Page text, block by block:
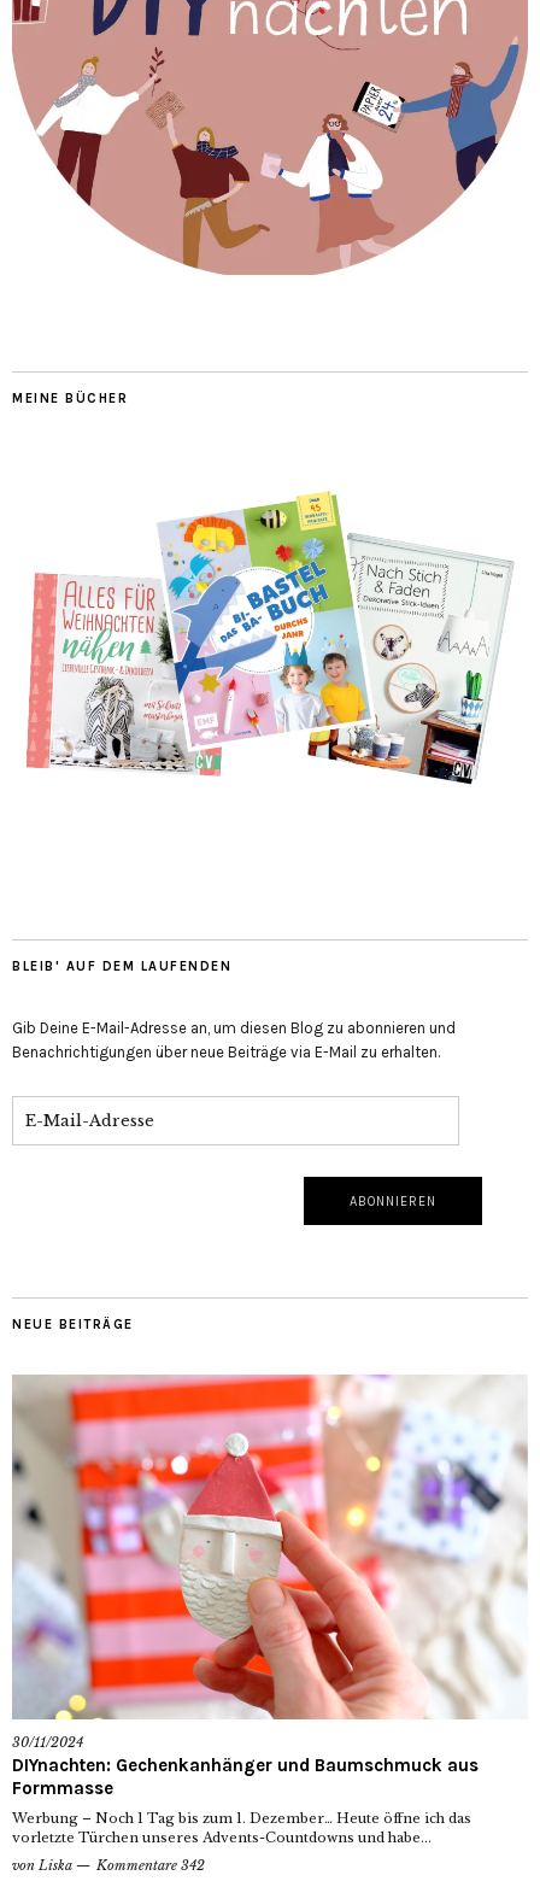
MEINE BÜCHER
BLEIB' AUF DEM LAUFENDEN
Gib Deine E-Mail-Adresse an, um diesen Blog zu abonnieren und
Benachrichtigungen über neue Beiträge via E-Mail zu erhalten.
NEUE BEITRÄGE
30/11/2024
DIYnachten: Gechenkanhänger und Baumschmuck aus
Formmasse
Werbung – Noch 1 Tag bis zum 1. Dezember… Heute öffne ich das
vorletzte Türchen unseres Advents-Countdowns und habe...
von Liska Kommentare 342